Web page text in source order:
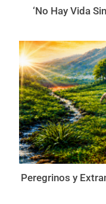
‘No Hay Vida
Peregrinos y